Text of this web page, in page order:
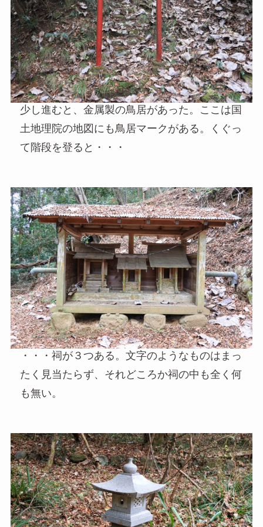
少し進むと、金属製の鳥居があった。ここは国
土地理院の地図にも鳥居マークがある。くぐっ
て階段を登ると・・・
・・・祠が３つある。文字のようなものはまっ
たく見当たらず、それどころか祠の中も全く何
も無い。